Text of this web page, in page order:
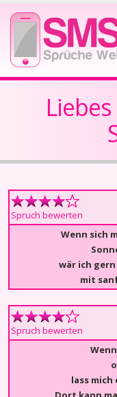
Spruch bewerten
Wenn sich
wär ich
mit
Spruch bewerten
lass mich